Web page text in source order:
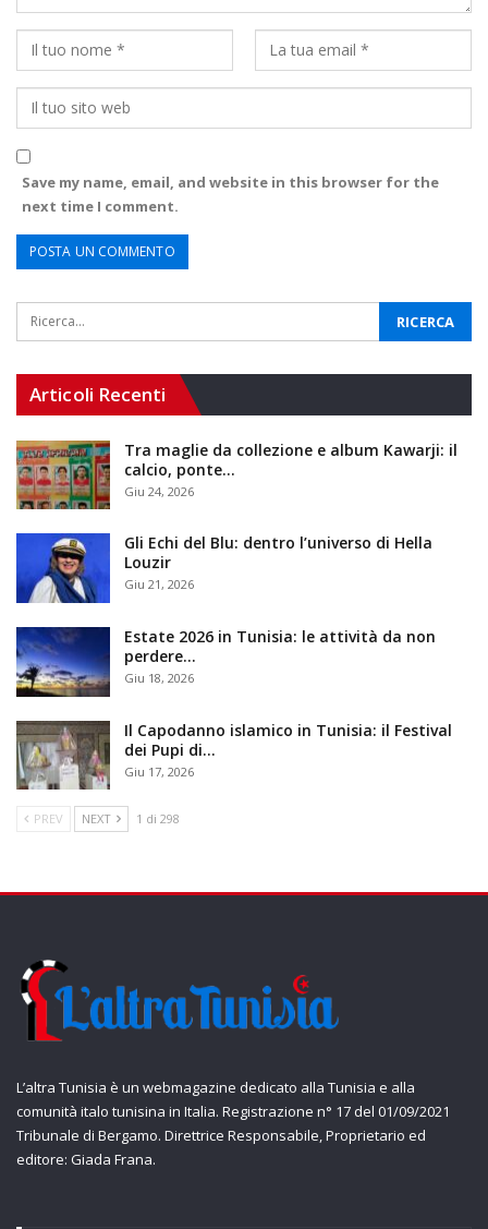
Save my name, email, and website in this browser for the
next time I comment.
Articoli Recenti
Tra maglie da collezione e album Kawarji: il
calcio, ponte…
Giu 24, 2026
Gli Echi del Blu: dentro l’universo di Hella
Louzir
Giu 21, 2026
Estate 2026 in Tunisia: le attività da non
perdere…
Giu 18, 2026
Il Capodanno islamico in Tunisia: il Festival
dei Pupi di…
Giu 17, 2026
PREV NEXT 1 di 298
L’altra Tunisia è un webmagazine dedicato alla Tunisia e alla
comunità italo tunisina in Italia. Registrazione n° 17 del 01/09/2021
Tribunale di Bergamo. Direttrice Responsabile, Proprietario ed
editore: Giada Frana.